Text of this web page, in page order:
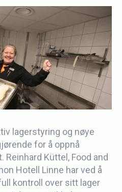
lagerstyring og nøye
for å oppnå
Küttel, Food and
Hotell Linne har ved å
kontroll over sitt lager